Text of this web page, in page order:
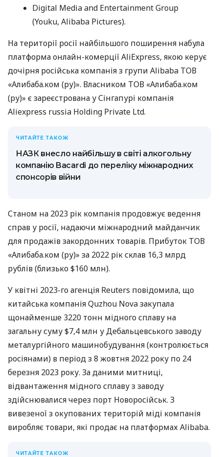
Digital Media and Entertainment Group
(Youku, Alibaba Pictures).
На території росії найбільшого поширення набула
платформа онлайн-комерції AliExpress, якою керує
дочірня російська компанія з групи Alibaba ТОВ
«Алибаба.ком (ру)». Власником ТОВ «Алибаба.ком
(ру)» є зареєстрована у Сінгапурі компанія
Aliexpress russia Holding Private Ltd.
ЧИТАЙТЕ ТАКОЖ
НАЗК внесло найбільшу в світі алкогольну
компанію Bacardi до переліку міжнародних
спонсорів війни
Станом на 2023 рік компанія продовжує ведення
справ у росії, надаючи міжнародний майданчик
для продажів закордонних товарів. Прибуток ТОВ
«Алибаба.ком (ру)» за 2022 рік склав 16,3 млрд
рублів (близько $160 млн).
У квітні 2023-го агенція Reuters повідомила, що
китайська компанія Quzhou Nova закупала
щонайменше 3220 тонн мідного сплаву на
загальну суму $7,4 млн у Дебальцевського заводу
металургійного машинобудування (контролюється
росіянами) в період з 8 жовтня 2022 року по 24
березня 2023 року. За даними митниці,
відвантаження мідного сплаву з заводу
здійснювалися через порт Новоросійськ. З
вивезеної з окупованих територій міді компанія
виробляє товари, які продає на платформах Alibaba.
ЧИТАЙТЕ ТАКОЖ